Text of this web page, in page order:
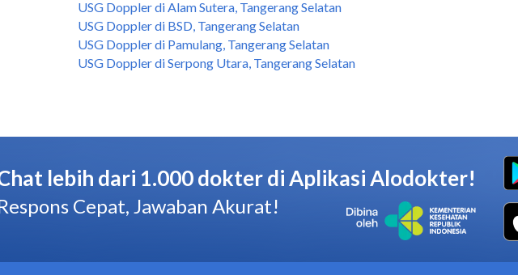
USG Doppler di Alam Sutera, Tangerang Selatan
USG Doppler di BSD, Tangerang Selatan
USG Doppler di Pamulang, Tangerang Selatan
USG Doppler di Serpong Utara, Tangerang Selatan